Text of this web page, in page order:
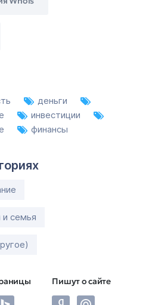
деньги
инвестиции
финансы
семья
Пишут о сайте